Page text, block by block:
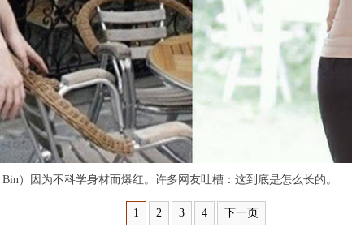
）因为不科学身材而爆红。许多网友吐槽：这到底是怎么长的。
1 2 3 4 下一页